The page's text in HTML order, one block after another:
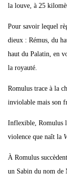
la louve, à 25
Pour savoir lequel
dieux : Rémus, du
haut du Palatin, en
la royauté.
Romulus trace à la
inviolable mais son
Inflexible, Romulus
violence que naît la
À Romulus
un Sabin du nom de